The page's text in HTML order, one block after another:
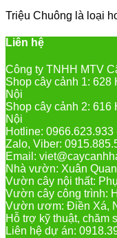
Triệu Chuông là loại
Liên hệ
Công ty TNHH MTV
Shop cây cảnh 1:
Nội
Shop cây cảnh 2:
Nội
Hotline:
Zalo, Viber:
Email:
Nhà vườn: Xuân
Vườn cây nội thất:
Vườn cây công trình:
Vườn ươm: Điền Xá,
Hỗ trợ kỹ thuật, chăm
Liên hệ dự án: